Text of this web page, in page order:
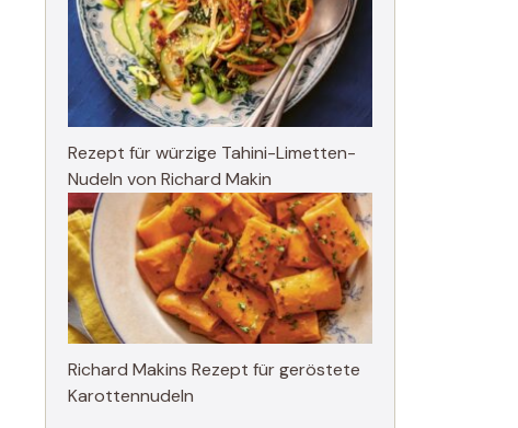
Rezept für würzige Tahini-Limetten-
Nudeln von Richard Makin
Richard Makins Rezept für geröstete
Karottennudeln